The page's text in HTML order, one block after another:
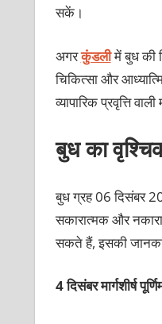
सकें।
अगरकुंडलीमें बुध की
चिकित्सा और
व्यापारिक प्रवृत्ति
बुध का
बुध ग्रह 06 दिसंबर
सकारात्मक और
सकते हैं, इसकी
4 दिसंबर मार्गशीर्ष